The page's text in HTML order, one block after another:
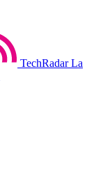
TechRadar La